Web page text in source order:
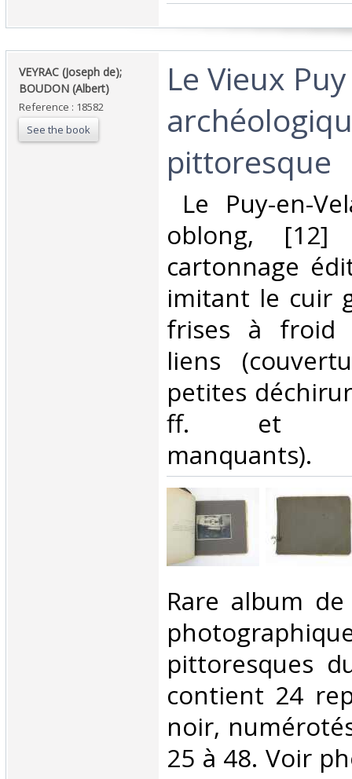
‎VEYRAC (Joseph de);
BOUDON (Albert)‎
Reference : 18582
See the book
‎Le Vieux Puy
pittoresque‎
Le Puy-en-
oblong,
cartonnage
imitant le cuir
frises à froid
liens
petites
ff. et
manquants). ‎
‎Rare album
pittoresques
contient 24
noir,
25 à 48. Voir